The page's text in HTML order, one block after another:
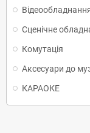
Сценічне
Комутація
Аксесуари до
КАРАОКЕ